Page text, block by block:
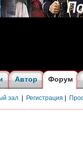
Автор Форум
зал Регистрация